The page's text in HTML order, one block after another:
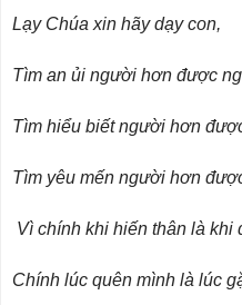
Lạy Chúa xin hãy dạy con,
Tìm an ủi người hơn được
Tìm hiểu biết người hơn
Tìm yêu mến người hơn
Vì chính khi hiến thân là khi
Chính lúc quên mình là lúc